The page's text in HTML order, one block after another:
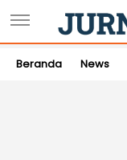
Beranda News